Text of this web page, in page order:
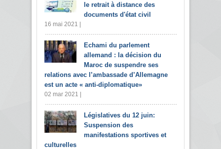
le retrait à distance des
documents d'état civil
16 mai 2021 |
Echami du parlement
allemand : la décision du
Maroc de suspendre ses
relations avec l’ambassade d’Allemagne
est un acte « anti-diplomatique»
02 mar 2021 |
Législatives du 12 juin:
Suspension des
manifestations sportives et
culturelles